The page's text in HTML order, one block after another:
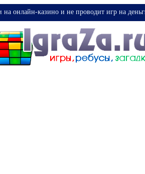
онлайн-казино и не проводит игр на